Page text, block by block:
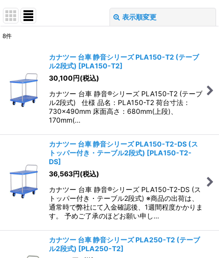
表示順変更
並び順:
絞り込む
8件
カナツー 台車 静音シリーズ PLA150-T2 (テーブ
ル2段式) [PLA150-T2]
30,100円(税込)
カナツー 台車 静音®シリーズ PLA150-T2 (テーブ
ル2段式) 仕様 品名：PLA150-T2 荷台寸法：
730×490mm 床面高さ：680mm(上段)、
170mm(…
カナツー 台車 静音シリーズ PLA150-T2-DS (ス
トッパー付き・テーブル2段式) [PLA150-T2-
DS]
36,563円(税込)
カナツー 台車 静音®シリーズ PLA150-T2-DS (ス
トッパー付き・テーブル2段式) ※商品の出荷は、
通常時で弊社にて入金確認後、1週間程度かかりま
す。 予めご了承のほどお願い申し…
カナツー 台車 静音シリーズ PLA250-T2 (テーブ
ル2段式) [PLA250-T2]